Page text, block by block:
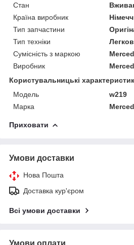
Стан
Країна виробник
Тип запчастини
Тип техніки
Сумісність з маркою
Виробник
Користувальницькі
Модель
w219
Марка
Приховати
Умови доставки
Нова Пошта
Доставка кур'єром
Всі умови доставки
Умови оплати